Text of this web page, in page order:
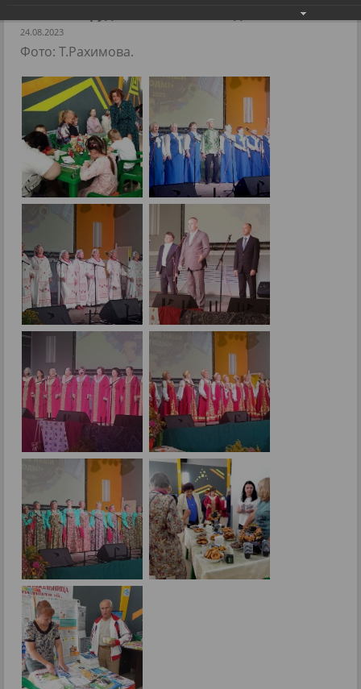
24.08.2023
Фото: Т.Рахимова.